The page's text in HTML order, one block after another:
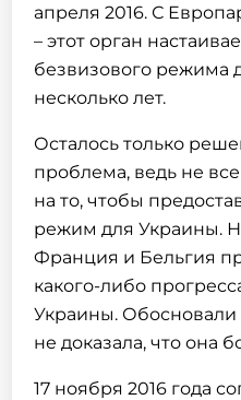
апреля 2016. С
– этот орган
безвизового режима
несколько лет.
Осталось только
проблема, ведь не
на то, чтобы
режим для Украины.
Франция и Бельгия
какого-либо
Украины. Обосновали
не доказала, что она
17 ноября 2016 года